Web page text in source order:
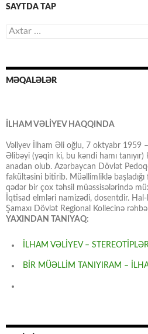
SAYTDA TAP
Axtarış:
MƏQALƏLƏR
İLHAM VƏLİYEV HAQQINDA
Vəliyev İlham Əli oğlu, 7 oktyabr 1959
Əlibəyi (yəqin ki, bu kəndi hamı
anadan olub. Azərbaycan Dövlət
fakültəsini bitirib. Müəllimliklə
qədər bir çox təhsil müəssisələrində
İqtisad elmləri namizədi, dosentdir.
Şamaxı Dövlət Regional Kollecinə
YAXINDAN TANIYAQ:
İLHAM VƏLİYEV –
BİR MÜƏLLİM TANIYIRAM –